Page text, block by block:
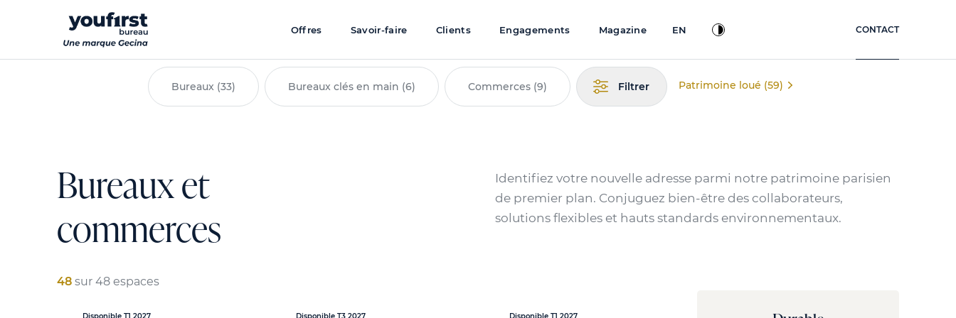
principal
Offres Savoir-faire Clients Engagements Magazine EN CONTACT
Bureaux (33) Bureaux clés en main (6) Commerces (9) Filtrer Patrimoine loué (59)
Bureaux et
commerces
Identifiez votre nouvelle adresse parmi notre patrimoine parisien
de premier plan. Conjuguez bien-être des collaborateurs,
solutions flexibles et hauts standards environnementaux.
48 sur 48 espaces
Disponible T1 2027 Disponible T3 2027 Disponible T1 2027